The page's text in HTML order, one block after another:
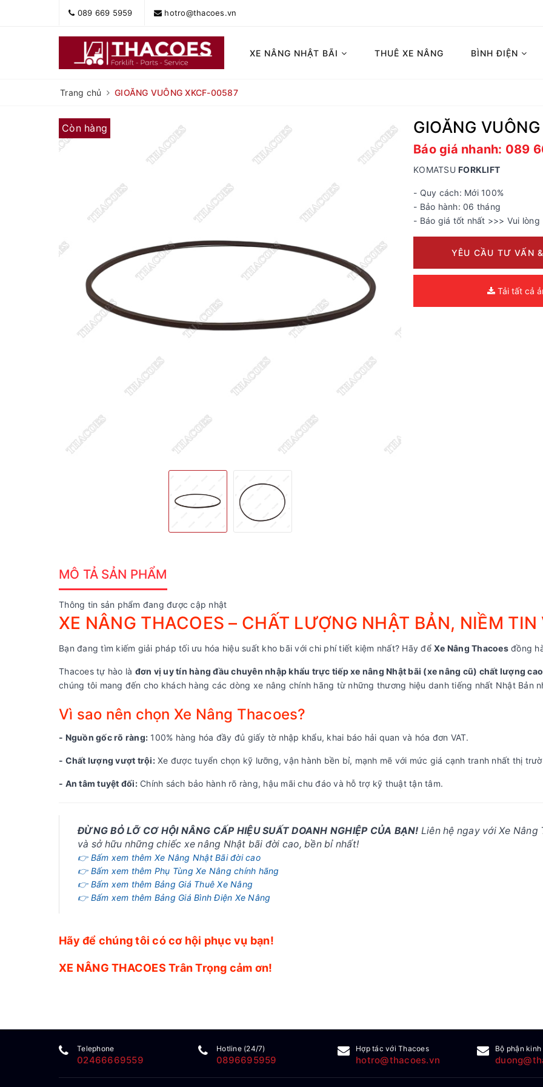
089 669 5959 hotro@thacoes.vn
XE NÂNG NHẬT BÃI THUÊ XE NÂNG BÌNH ĐIỆN
Trang chủ GIOĂNG VUÔNG XKCF-00587
Còn hàng GIOĂNG
Báo giá nhanh: 089
KOMATSU FORKLIFT
- Quy cách: Mới 100%
- Bảo hành: 06 tháng
- Báo giá tốt nhất >>> Vui
YÊU CẦU TƯ VẤN
Tải tất cả
MÔ TẢ SẢN PHẨM
Thông tin sản phẩm đang được cập nhật
XE NÂNG THACOES – CHẤT LƯỢNG NHẬT BẢN, NIỀM
Bạn đang tìm kiếm giải pháp tối ưu hóa hiệu suất kho bãi với chi phí tiết kiệm nhất? Hãy để Xe Nâng Thacoesđồng
Thacoes tự hào là đơn vị uy tín hàng đầu chuyên nhập khẩu trực tiếp xe nâng Nhật bãi (xe nâng cũ) chất lượng cao
chúng tôi mang đến cho khách hàng các dòng xe nâng chính hãng từ những thương hiệu danh tiếng nhất Nhật Bản
Vì sao nên chọn Xe Nâng Thacoes?
- Nguồn gốc rõ ràng: 100% hàng hóa đầy đủ giấy tờ nhập khẩu, khai báo hải quan và hóa đơn VAT.
- Chất lượng vượt trội:Xe được tuyển chọn kỹ lưỡng, vận hành bền bỉ, mạnh mẽ với mức giá cạnh tranh nhất thị
- An tâm tuyệt đối:Chính sách bảo hành rõ ràng, hậu mãi chu đáo và hỗ trợ kỹ thuật tận tâm.
ĐỪNG BỎ LỠ CƠ HỘI NÂNG CẤP HIỆU SUẤT DOANH NGHIỆP CỦA BẠN! Liên hệ ngay với Xe
và sở hữu những chiếc xe nâng Nhật bãi đời cao, bền bỉ nhất!
👉 Bấm xem thêm Xe Nâng Nhật Bãi đời cao
👉 Bấm xem thêm Phụ Tùng Xe Nâng chính hãng
👉 Bấm xem thêm Bảng Giá Thuê Xe Nâng
👉 Bấm xem thêm Bảng Giá Bình Điện Xe Nâng
Hãy để chúng tôi có cơ hội phục vụ bạn!
XE NÂNG THACOES Trân Trọng cảm ơn!
Telephone
02466669559
Hotline (24/7)
0896695959
Hợp tác với Thacoes
hotro@thacoes.vn
Bộ phận